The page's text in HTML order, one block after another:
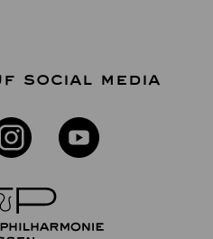
SOCIAL MEDIA